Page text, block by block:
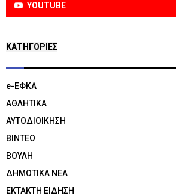
YOUTUBE
KΑΤΗΓΟΡΊΕΣ
e-ΕΦΚΑ
ΑΘΛΗΤΙΚΑ
ΑΥΤΟΔΙΟΙΚΗΣΗ
ΒΙΝΤΕΟ
ΒΟΥΛΗ
ΔΗΜΟΤΙΚΑ ΝΕΑ
ΕΚΤΑΚΤΗ ΕΙΔΗΣΗ